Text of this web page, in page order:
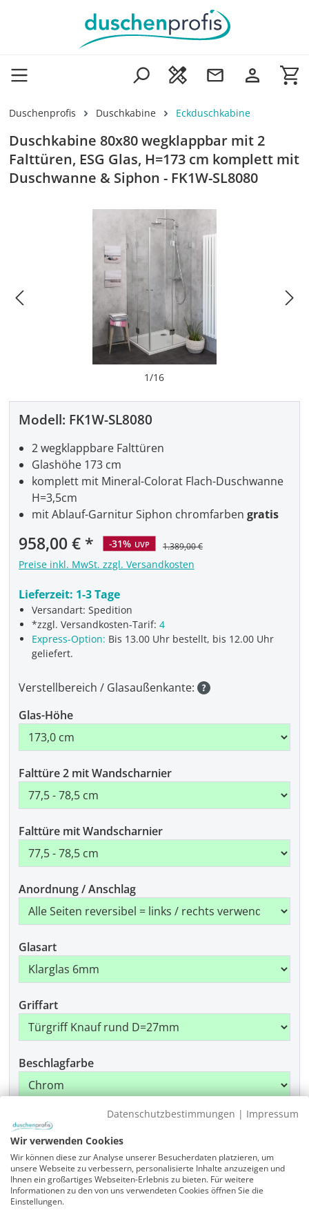
Zum Hauptinhalt springen
Duschenprofis Duschkabine Eckduschkabine
Duschkabine 80x80 wegklappbar mit 2
Falttüren, ESG Glas, H=173 cm komplett mit
Duschwanne & Siphon - FK1W-SL8080
1/16
Modell: FK1W-SL8080
958,00 € -31% UVP 1.389,00 €
Preise inkl. MwSt. zzgl. Versandkosten
Lieferzeit: 1-3 Tage
Versandart: Spedition
*zzgl. Versandkosten-Tarif:4
Express-Option: Bis 13.00 Uhr bestellt, bis 12.00 Uhr
geliefert.
2 wegklappbare Falttüren
Glashöhe 173 cm
komplett mit Mineral-Colorat Flach-Duschwanne
H=3,5cm
mit Ablauf-Garnitur Siphon chromfarbengratis
Verstellbereich / Glasaußenkante:
Glas-Höhe
Falttüre 2 mit Wandscharnier
Falttüre mit Wandscharnier
Anordnung / Anschlag
Glasart
Griffart
Beschlagfarbe
Produkt Anzahl: Gib den gewünschten
Artikelnummer
FK1W-SL8080-1730-775-x-775-x-x-x-ALR-EK6-GR-x-
CR
Datenschutzbestimmungen | Impressum
Wir verwenden Cookies
Wir können diese zur Analyse unserer Besucherdaten platzieren, um
unsere Webseite zu verbessern, personalisierte Inhalte anzuzeigen und
Ihnen ein großartiges Webseiten-Erlebnis zu bieten. Für weitere
Informationen zu den von uns verwendeten Cookies öffnen Sie die
Einstellungen.